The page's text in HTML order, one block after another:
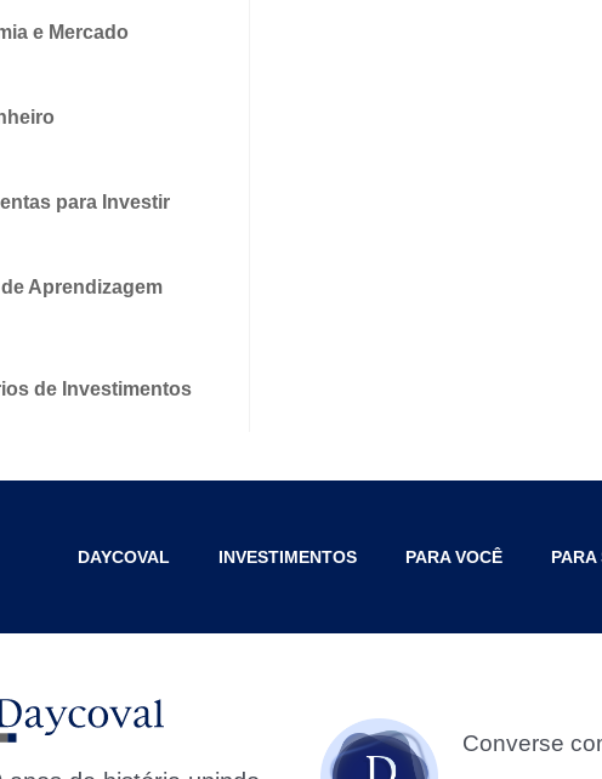
e Mercado
para Investir
Aprendizagem
de Investimentos
DAYCOVAL INVESTIMENTOS PARA VOCÊ PARA
Converse